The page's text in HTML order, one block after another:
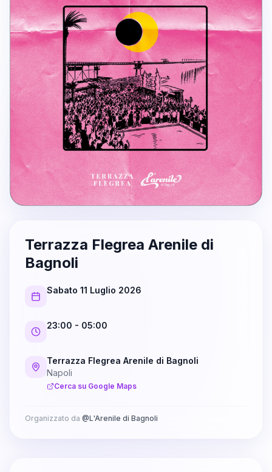
Terrazza Flegrea Arenile di
Bagnoli
Sabato 11 Luglio 2026
23:00 - 05:00
Terrazza Flegrea Arenile di Bagnoli
Napoli
Cerca su Google Maps
Organizzato da @L'Arenile di Bagnoli